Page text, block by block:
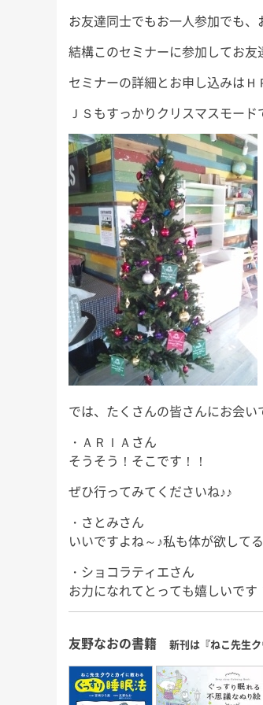
お友達同士でもお一人参加でも、
結構このセミナーに参加してお
セミナーの詳細とお申し込みは
ＪＳもすっかりクリスマスモード
では、たくさんの皆さんにお会
・ＡＲＩＡさん
そうそう！そこです！！
ぜひ行ってみてくださいね♪♪
・さとみさん
いいですよね～♪私も体が欲して
・ショコラティエさん
お力になれてとっても嬉しいで
友野なおの書籍 新刊は『ねこ先生